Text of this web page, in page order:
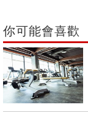
你可能會喜歡